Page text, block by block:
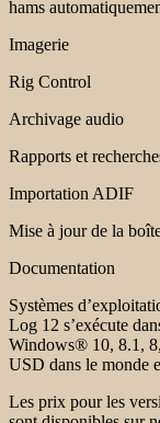
hams
Imagerie
Rig Control
Archivage audio
Rapports et
Importation ADIF
Mise à jour de la
Documentation
Systèmes
Log 12 s’exécute
Windows® 10, 8.1,
USD dans le monde
Les prix pour les